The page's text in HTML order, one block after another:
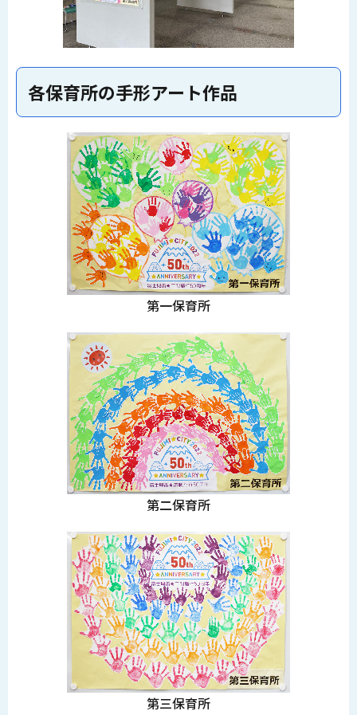
各保育所の手形アート作品
第一保育所
第二保育所
第三保育所